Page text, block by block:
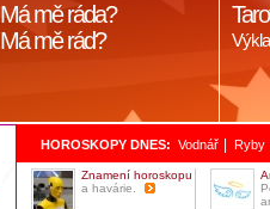
Má mě ráda?
Má mě rád?
HOROSKOPY DNES: Vodnář Ryby
Znamení horoskopu
a havárie.